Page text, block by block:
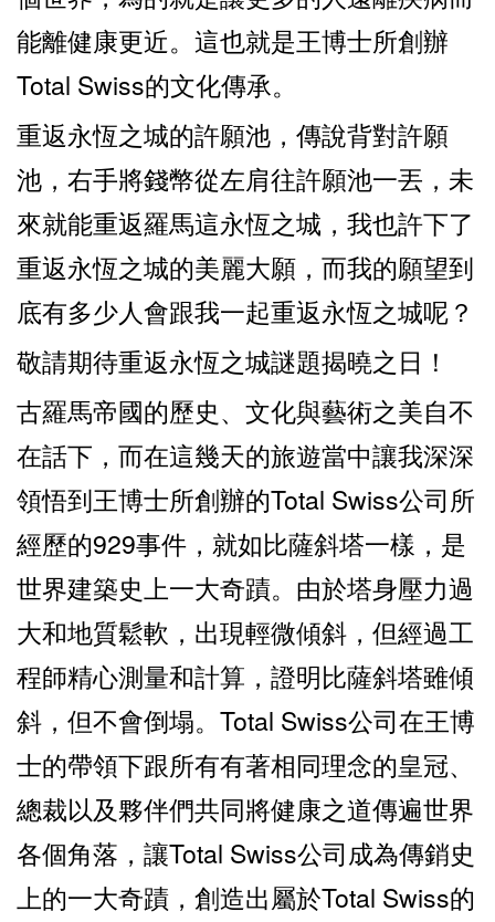
能離健康更近。這也就是王博士所創辦
Total Swiss的文化傳承。
重返永恆之城的許願池，傳說背對許願
池，右手將錢幣從左肩往許願池一丟，未
來就能重返羅馬這永恆之城，我也許下了
重返永恆之城的美麗大願，而我的願望到
底有多少人會跟我一起重返永恆之城呢？
敬請期待重返永恆之城謎題揭曉之日！
古羅馬帝國的歷史、文化與藝術之美自不
在話下，而在這幾天的旅遊當中讓我深深
領悟到王博士所創辦的Total Swiss公司所
經歷的929事件，就如比薩斜塔一樣，是
世界建築史上一大奇蹟。由於塔身壓力過
大和地質鬆軟，出現輕微傾斜，但經過工
程師精心測量和計算，證明比薩斜塔雖傾
斜，但不會倒塌。Total Swiss公司在王博
士的帶領下跟所有有著相同理念的皇冠、
總裁以及夥伴們共同將健康之道傳遍世界
各個角落，讓Total Swiss公司成為傳銷史
上的一大奇蹟，創造出屬於Total Swiss的